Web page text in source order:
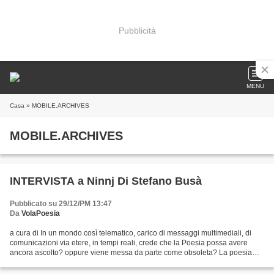
Pubblicità
MENU
Casa » MOBILE.ARCHIVES
MOBILE.ARCHIVES
INTERVISTA a Ninnj Di Stefano Busà
Pubblicato su 29/12/PM 13:47
Da VolaPoesia
a cura di In un mondo così telematico, carico di messaggi multimediali, di
comunicazioni via etere, in tempi reali, crede che la Poesia possa avere
ancora ascolto? oppure viene messa da parte come obsoleta? La poesia